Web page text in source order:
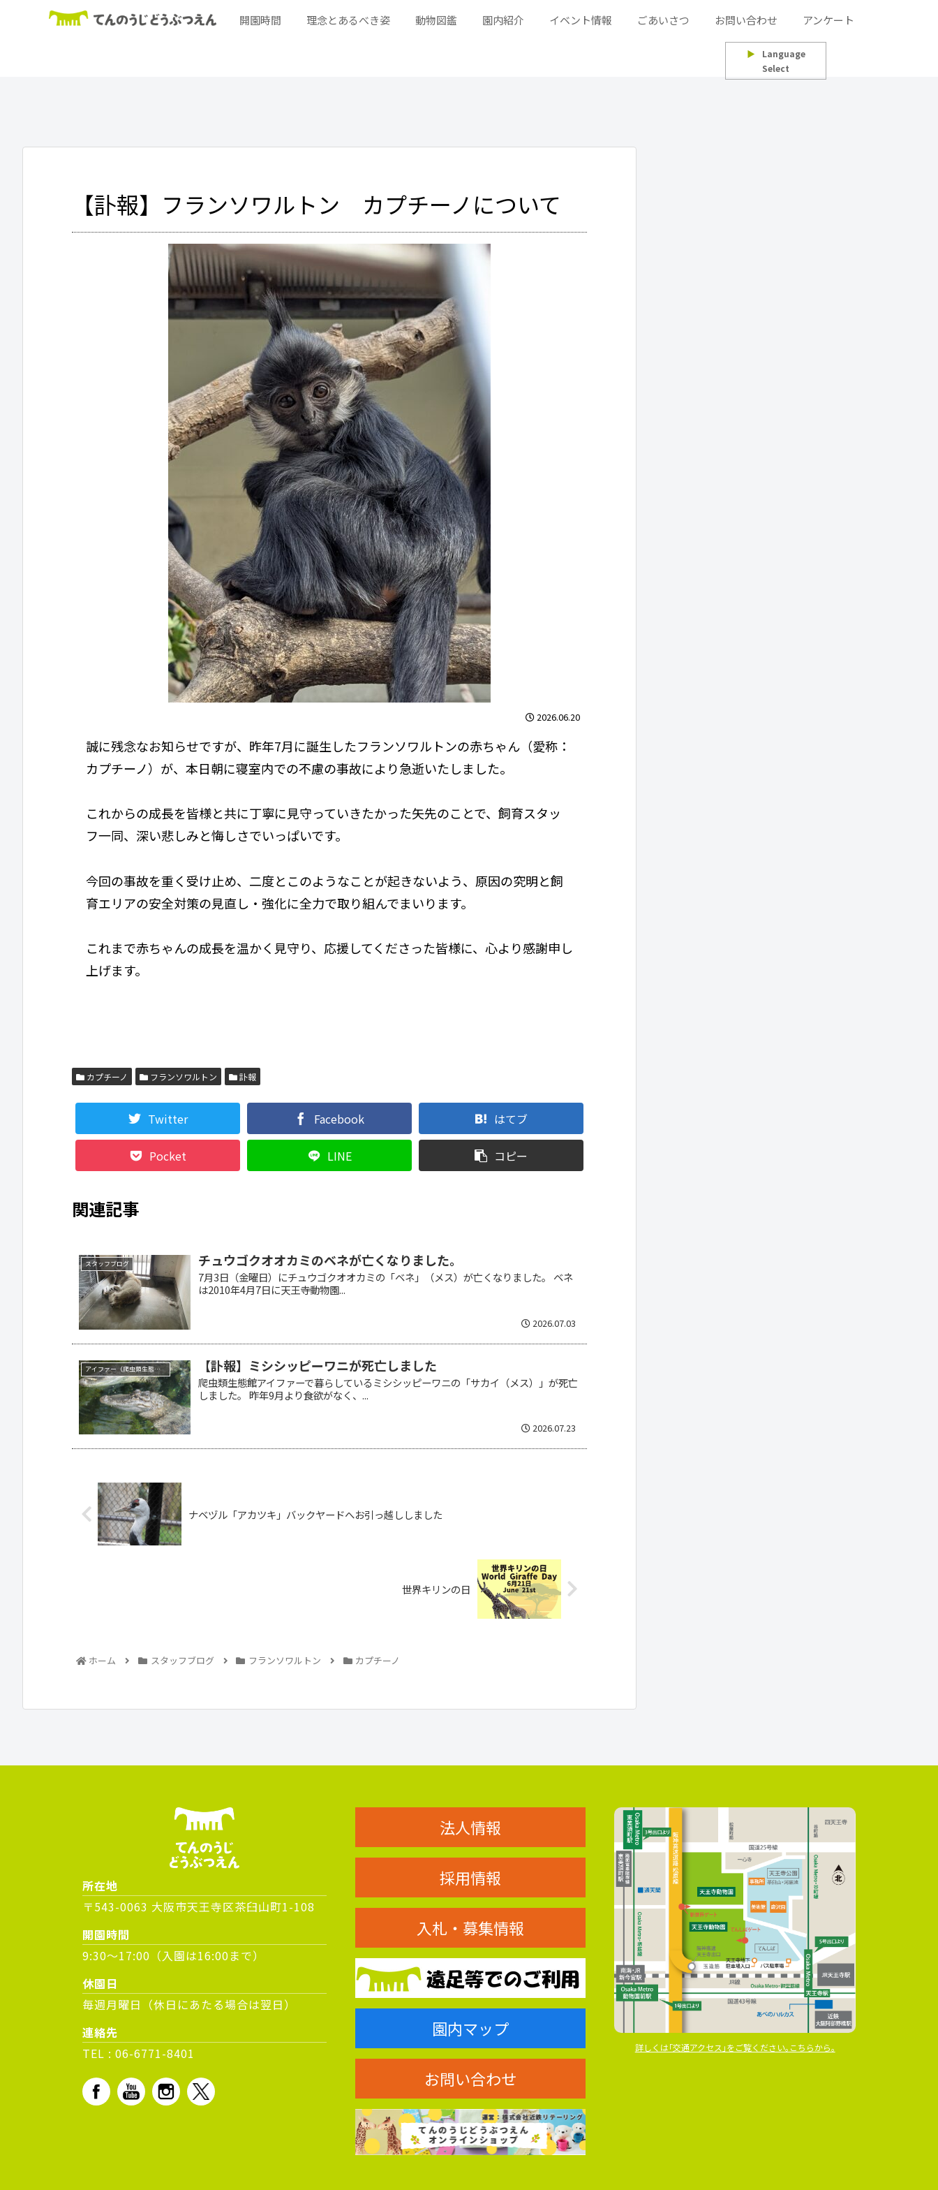
開園時間 理念とあるべき姿 動物図鑑 園内紹介 イベント情報 ごあいさつ お問い合わせ アンケート
▶
Language
Select
【訃報】フランソワルトン カプチーノについて
2026.06.20
誠に残念なお知らせですが、昨年7月に誕生したフランソワルトンの赤ちゃん（愛称：
カプチーノ）が、本日朝に寝室内での不慮の事故により急逝いたしました。
これからの成長を皆様と共に丁寧に見守っていきたかった矢先のことで、飼育スタッ
フ一同、深い悲しみと悔しさでいっぱいです。
今回の事故を重く受け止め、二度とこのようなことが起きないよう、原因の究明と飼
育エリアの安全対策の見直し・強化に全力で取り組んでまいります。
これまで赤ちゃんの成長を温かく見守り、応援してくださった皆様に、心より感謝申し
上げます。
カプチーノ フランソワルトン 訃報
Twitter Facebook はてブ
Pocket LINE コピー
関連記事
スタッフブログ チュウゴクオオカミのベネが亡くなりました。
7月3日（金曜日）にチュウゴクオオカミの「ベネ」（メス）が亡くなりました。 ベネ
は2010年4月7日に天王寺動物園...
2026.07.03
アイファー（爬虫類生態館） 【訃報】ミシシッピーワニが死亡しました
爬虫類生態館アイファーで暮らしているミシシッピーワニの「サカイ（メス）」が死亡
しました。 昨年9月より食欲がなく、...
2026.07.23
ナベヅル「アカツキ」バックヤードへお引っ越ししました
世界キリンの日
ホーム スタッフブログ フランソワルトン カプチーノ
所在地
〒543-0063 大阪市天王寺区茶臼山町1-108
開園時間
9:30～17:00（入園は16:00まで）
休園日
毎週月曜日（休日にあたる場合は翌日）
連絡先
TEL : 06-6771-8401
法人情報
採用情報
入札・募集情報
園内マップ
お問い合わせ
詳しくは｢交通アクセス｣をご覧ください｡こちらから｡